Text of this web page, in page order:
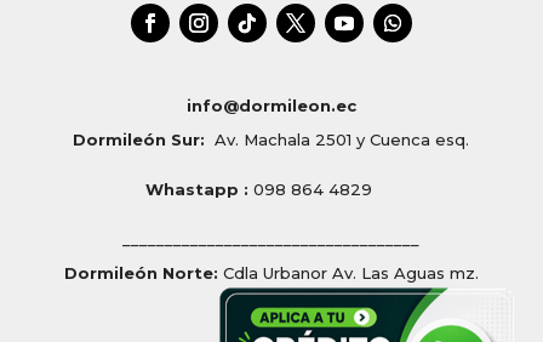
info@dormileon.ec
Dormileón Sur: Av. Machala 2501 y Cuenca esq.
Whastapp : 098 864 4829
Dormileón Norte: Cdla Urbanor Av. Las Aguas mz.
165 solar 9